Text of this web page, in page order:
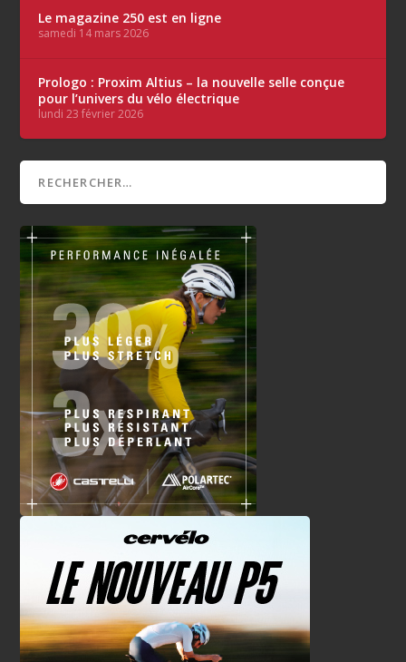
Le magazine 250 est en ligne
samedi 14 mars 2026
Prologo : Proxim Altius – la nouvelle selle conçue
pour l’univers du vélo électrique
lundi 23 février 2026